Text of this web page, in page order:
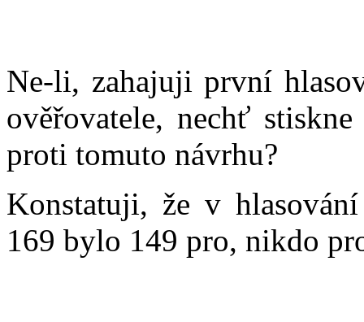
Ne-li, zahajuji první
ověřovatele, nechť
proti tomuto návrhu?
Konstatuji, že v
169 bylo 149 pro, nikdo